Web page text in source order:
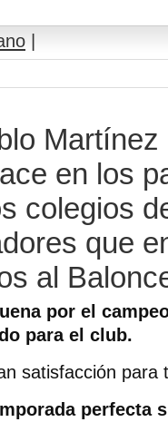
Martínez
en los
colegios
que
al
por el
para el club.
satisfacción para
perfecta